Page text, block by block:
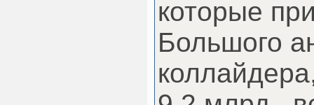
которые
Большого